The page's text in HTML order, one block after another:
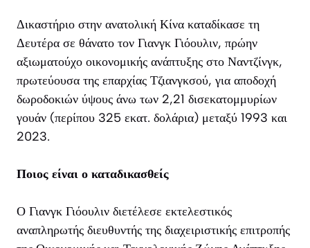
Δικαστήριο στην ανατολική Κίνα καταδίκασε τη
Δευτέρα σε θάνατο τον Γιανγκ Γιόουλιν, πρώην
αξιωματούχο οικονομικής ανάπτυξης στο Ναντζίνγκ,
πρωτεύουσα της επαρχίας Τζιανγκσού, για αποδοχή
δωροδοκιών ύψους άνω των 2,21 δισεκατομμυρίων
γουάν (περίπου 325 εκατ. δολάρια) μεταξύ 1993 και
2023.
Ποιος είναι ο καταδικασθείς
Ο Γιανγκ Γιόουλιν διετέλεσε εκτελεστικός
αναπληρωτής διευθυντής της διαχειριστικής επιτροπής